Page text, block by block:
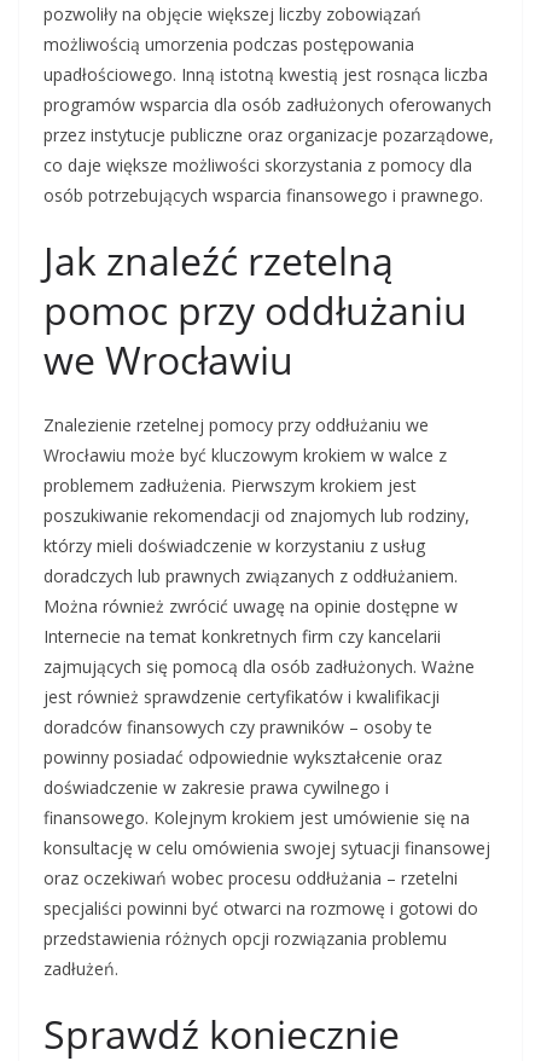
pozwoliły na objęcie większej liczby zobowiązań
możliwością umorzenia podczas postępowania
upadłościowego. Inną istotną kwestią jest rosnąca liczba
programów wsparcia dla osób zadłużonych oferowanych
przez instytucje publiczne oraz organizacje pozarządowe,
co daje większe możliwości skorzystania z pomocy dla
osób potrzebujących wsparcia finansowego i prawnego.
Jak znaleźć rzetelną
pomoc przy oddłużaniu
we Wrocławiu
Znalezienie rzetelnej pomocy przy oddłużaniu we
Wrocławiu może być kluczowym krokiem w walce z
problemem zadłużenia. Pierwszym krokiem jest
poszukiwanie rekomendacji od znajomych lub rodziny,
którzy mieli doświadczenie w korzystaniu z usług
doradczych lub prawnych związanych z oddłużaniem.
Można również zwrócić uwagę na opinie dostępne w
Internecie na temat konkretnych firm czy kancelarii
zajmujących się pomocą dla osób zadłużonych. Ważne
jest również sprawdzenie certyfikatów i kwalifikacji
doradców finansowych czy prawników – osoby te
powinny posiadać odpowiednie wykształcenie oraz
doświadczenie w zakresie prawa cywilnego i
finansowego. Kolejnym krokiem jest umówienie się na
konsultację w celu omówienia swojej sytuacji finansowej
oraz oczekiwań wobec procesu oddłużania – rzetelni
specjaliści powinni być otwarci na rozmowę i gotowi do
przedstawienia różnych opcji rozwiązania problemu
zadłużeń.
Sprawdź koniecznie